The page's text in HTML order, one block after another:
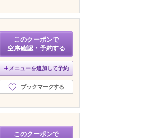
このクーポンで
空席確認・予約する
メニューを追加して予約
ブックマークする
このクーポンで